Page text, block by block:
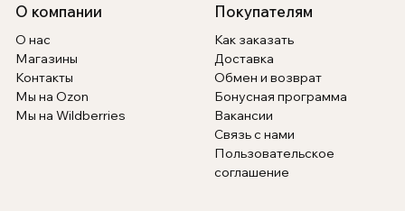
О компании
О нас
Магазины
Контакты
Мы на Ozon
Мы на Wildberries
Покупателям
Как заказать
Доставка
Обмен и возврат
Бонусная программа
Вакансии
Связь с нами
Пользовательское
соглашение